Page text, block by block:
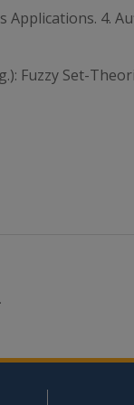
Applications. 4.
Fuzzy Set-